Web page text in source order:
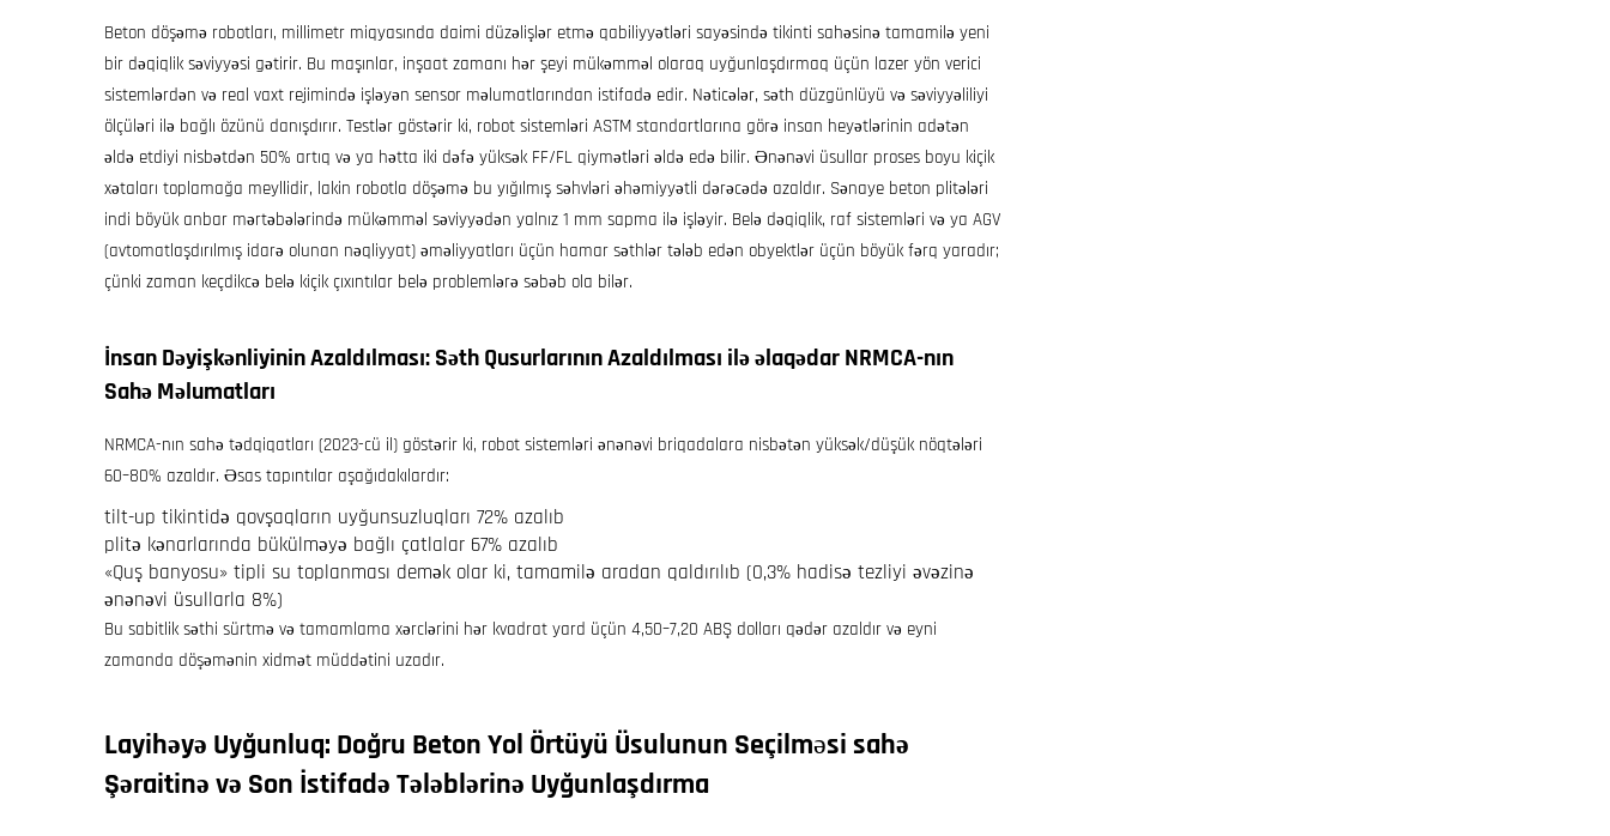
Beton döşəmə robotları, millimetr miqyasında daimi düzəlişlər etmə qabiliyyətləri sayəsində tikinti sahəsinə tamamilə yeni
bir dəqiqlik səviyyəsi gətirir. Bu maşınlar, inşaat zamanı hər şeyi mükəmməl olaraq uyğunlaşdırmaq üçün lazer yön verici
sistemlərdən və real vaxt rejimində işləyən sensor məlumatlarından istifadə edir. Nəticələr, səth düzgünlüyü və səviyyəliliyi
ölçüləri ilə bağlı özünü danışdırır. Testlər göstərir ki, robot sistemləri ASTM standartlarına görə insan heyətlərinin adətən
əldə etdiyi nisbətdən 50% artıq və ya hətta iki dəfə yüksək FF/FL qiymətləri əldə edə bilir. Ənənəvi üsullar proses boyu kiçik
xətaları toplamağa meyllidir, lakin robotla döşəmə bu yığılmış səhvləri əhəmiyyətli dərəcədə azaldır. Sənaye beton plitələri
indi böyük anbar mərtəbələrində mükəmməl səviyyədən yalnız 1 mm sapma ilə işləyir. Belə dəqiqlik, raf sistemləri və ya AGV
(avtomatlaşdırılmış idarə olunan nəqliyyat) əməliyyatları üçün hamar səthlər tələb edən obyektlər üçün böyük fərq yaradır;
çünki zaman keçdikcə belə kiçik çıxıntılar belə problemlərə səbəb ola bilər.
İnsan Dəyişkənliyinin Azaldılması: Səth Qusurlarının Azaldılması ilə əlaqədar NRMCA-nın
Sahə Məlumatları
NRMCA-nın sahə tədqiqatları (2023-cü il) göstərir ki, robot sistemləri ənənəvi briqadalara nisbətən yüksək/düşük nöqtələri
60–80% azaldır. Əsas tapıntılar aşağıdakılardır:
tilt-up tikintidə qovşaqların uyğunsuzluqları 72% azalıb
plitə kənarlarında bükülməyə bağlı çatlalar 67% azalıb
«Quş banyosu» tipli su toplanması demək olar ki, tamamilə aradan qaldırılıb (0,3% hadisə tezliyi əvəzinə
ənənəvi üsullarla 8%)
Bu sabitlik səthi sürtmə və tamamlama xərclərini hər kvadrat yard üçün 4,50–7,20 ABŞ dolları qədər azaldır və eyni
zamanda döşəmənin xidmət müddətini uzadır.
Layihəyə Uyğunluq: Doğru Beton Yol Örtüyü Üsulunun Seçilməsi sahə
Şəraitinə və Son İstifadə Tələblərinə Uyğunlaşdırma